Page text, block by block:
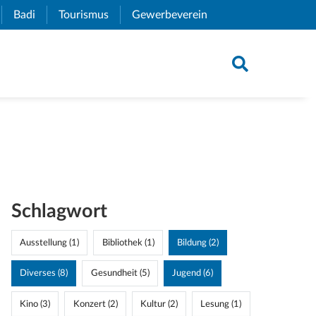
Link)
Badi (External Link)
Tourismus (External Link)
Gewerbeverein
Schlagwort
Ausstellung (1) Bibliothek (1) Bildung (2)
Diverses (8) Gesundheit (5) Jugend (6)
Kino (3) Konzert (2) Kultur (2) Lesung (1)